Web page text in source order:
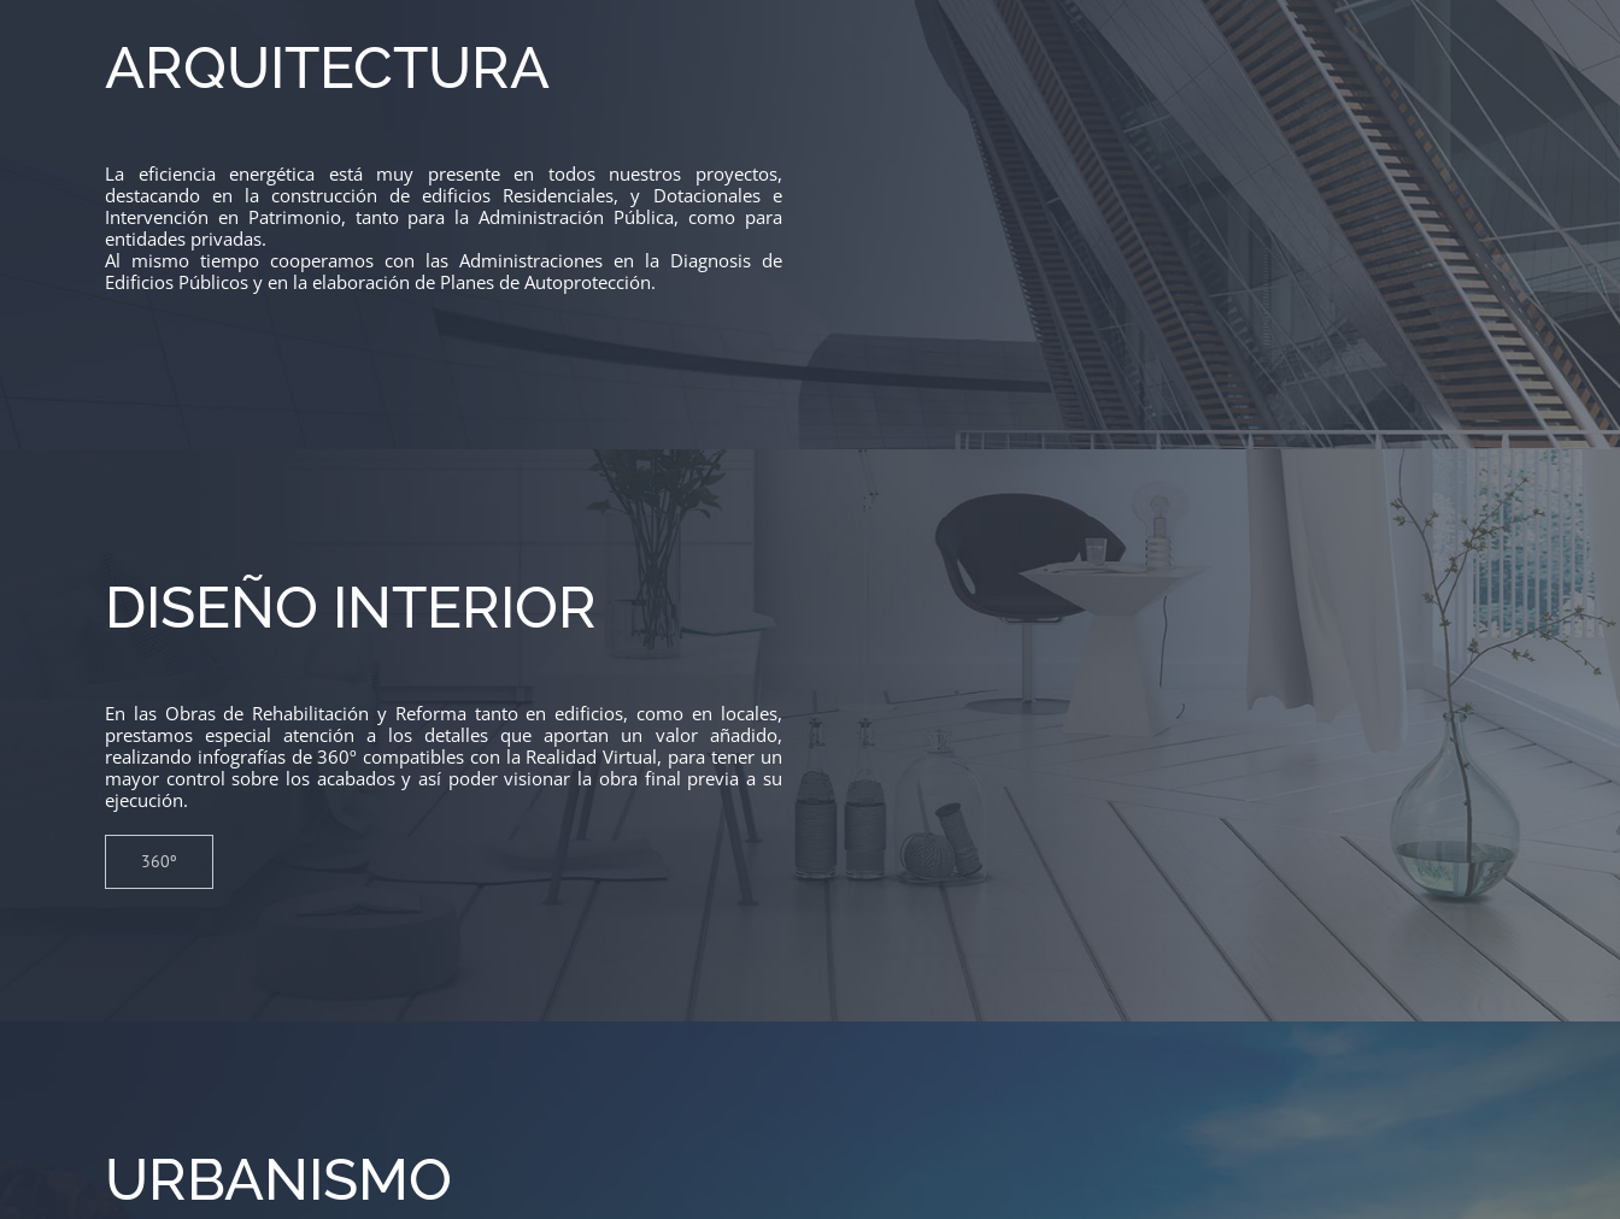
ARQUITECTURA
La eficiencia energética está muy presente en todos nuestros proyectos,
destacando en la construcción de edificios Residenciales, y Dotacionales e
Intervención en Patrimonio, tanto para la Administración Pública, como para
entidades privadas.
Al mismo tiempo cooperamos con las Administraciones en la Diagnosis de
Edificios Públicos y en la elaboración de Planes de Autoprotección.
DISEÑO INTERIOR
En las Obras de Rehabilitación y Reforma tanto en edificios, como en locales,
prestamos especial atención a los detalles que aportan un valor añadido,
realizando infografías de 360º compatibles con la Realidad Virtual, para tener un
mayor control sobre los acabados y así poder visionar la obra final previa a su
ejecución.
360º
URBANISMO